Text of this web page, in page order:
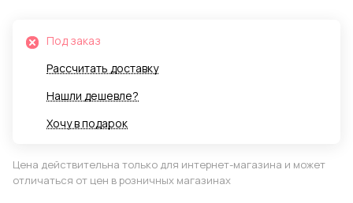
Под заказ
Рассчитать доставку
Нашли дешевле?
Хочу в подарок
Цена действительна только для интернет-магазина и может
отличаться от цен в розничных магазинах